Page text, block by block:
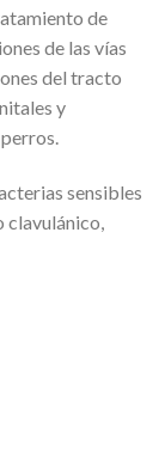
de
de las vías
del tracto
y
sensibles